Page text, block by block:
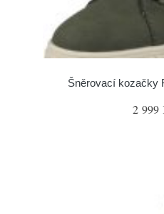
Šněrovací kozačky
2 999